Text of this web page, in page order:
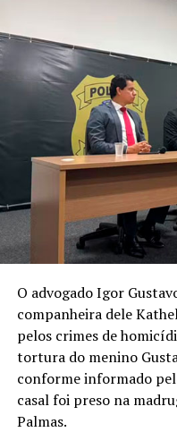
O advogado Igor
companheira dele
pelos crimes de
tortura do menino
conforme informado
casal foi preso na
Palmas.